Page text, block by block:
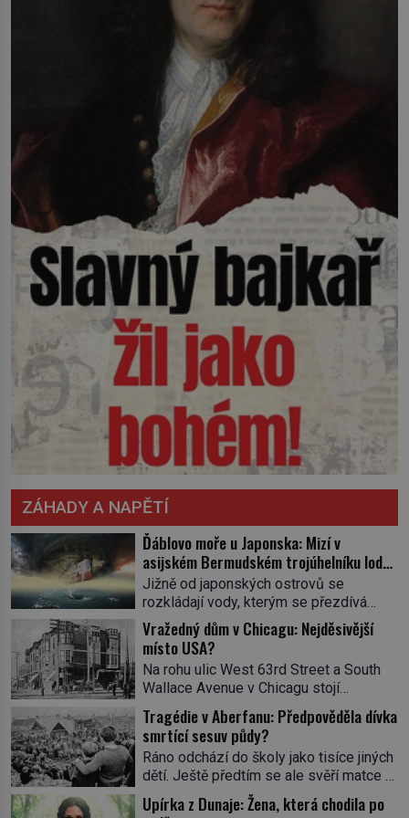
ZÁHADY A NAPĚTÍ
Ďáblovo moře u Japonska: Mizí v
asijském Bermudském trojúhelníku lodě
ve spárech neznámé síly?
Jižně od japonských ostrovů se
rozkládají vody, kterým se přezdívá
Ďáblovo moře. Vypráví se o lodích
mizejících beze stopy, podivných
světlech, zrádných proudech i mořských
dracích, kteří měli tyto končiny střežit už
v dávných legendách. Je tichomořský
Dračí trojúhelník skutečně prokletým
místem, nebo se zde jen nebezpečná
příroda proměnila v jednu z
nejpůsobivějších námořních záhad? […]
Vražedný dům v Chicagu: Nejděsivější
místo USA?
Na rohu ulic West 63rd Street a South
Wallace Avenue v Chicagu stojí
nenápadná pošta. Nemá žádný speciální
nápis ani pamětní desku. A přesto prý
místní zaměstnanci neradi chodí do
sklepa. Právě tady totiž sídlil sériový
vrah H. H. Holmes a také
nejpropracovanější past na lidi
Tragédie v Aberfanu: Předpověděla dívka
smrtící sesuv půdy?
Ráno odchází do školy jako tisíce jiných
dětí. Ještě předtím se ale svěří matce s
podivným snem. Ve škole, kterou dobře
zná, tentokrát nevidí budovu ani
Upírka z Dunaje: Žena, která chodila po